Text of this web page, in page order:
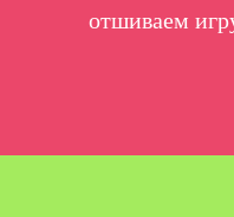
отшиваем